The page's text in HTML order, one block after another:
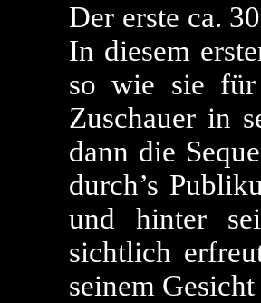
Der erste ca.
In diesem
so wie sie
Zuschauer in
dann die
durch’s
und hinter
sichtlich
seinem